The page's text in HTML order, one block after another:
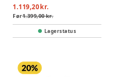
1.119,20 kr.
Før1.399,00 kr.
Lagerstatus